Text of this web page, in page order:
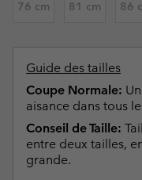
76 cm 81 cm 86
Guide des tailles
Coupe Normale:
aisance dans tous
Conseil de Taille:
entre deux tailles,
grande.